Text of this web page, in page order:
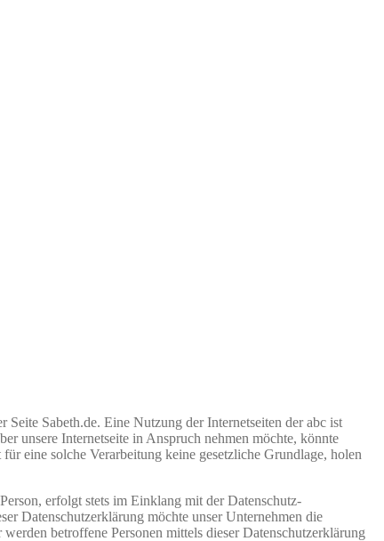
Sabeth.de. Eine Nutzung der Internetseiten der abc ist
unsere Internetseite in Anspruch nehmen möchte, könnte
eine solche Verarbeitung keine gesetzliche Grundlage, holen
erfolgt stets im Einklang mit der Datenschutz-
Datenschutzerklärung möchte unser Unternehmen die
betroffene Personen mittels dieser Datenschutzerklärung